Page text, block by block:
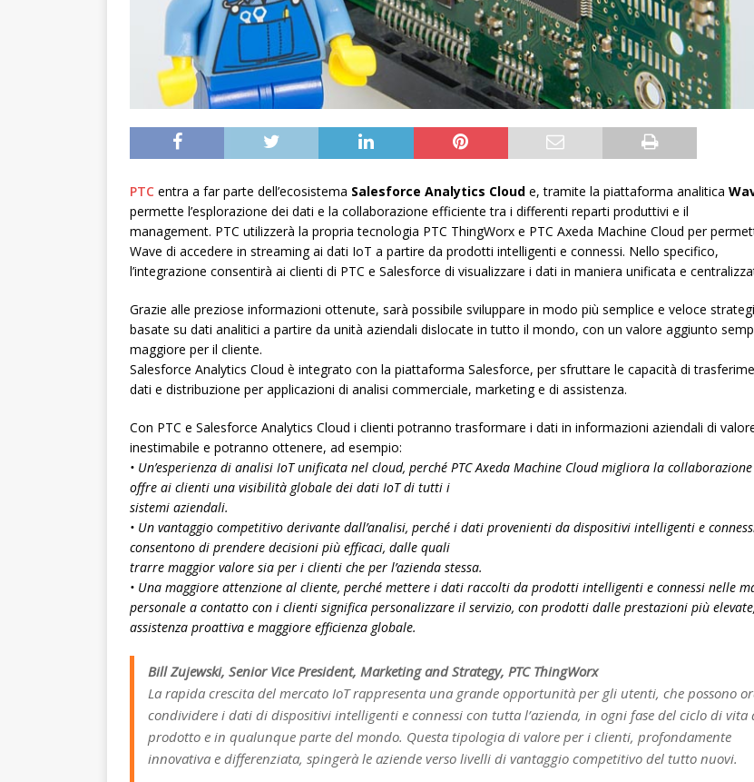
PTC entra a far parte dell’ecosistema Salesforce Analytics Cloud e, tramite la piattaforma analitica
permette l’esplorazione dei dati e la collaborazione efficiente tra i differenti reparti produttivi e il
management. PTC utilizzerà la propria tecnologia PTC ThingWorx e PTC Axeda Machine Cloud per
Wave di accedere in streaming ai dati IoT a partire da prodotti intelligenti e connessi. Nello specifico,
l’integrazione consentirà ai clienti di PTC e Salesforce di visualizzare i dati in maniera unificata e
Grazie alle preziose informazioni ottenute, sarà possibile sviluppare in modo più semplice e veloce
basate su dati analitici a partire da unità aziendali dislocate in tutto il mondo, con un valore aggiunto
maggiore per il cliente.
Salesforce Analytics Cloud è integrato con la piattaforma Salesforce, per sfruttare le capacità di
dati e distribuzione per applicazioni di analisi commerciale, marketing e di assistenza.
Con PTC e Salesforce Analytics Cloud i clienti potranno trasformare i dati in informazioni aziendali di
inestimabile e potranno ottenere, ad esempio:
• Un’esperienza di analisi IoT unificata nel cloud, perché PTC Axeda Machine Cloud migliora la
offre ai clienti una visibilità globale dei dati IoT di tutti i
sistemi aziendali.
• Un vantaggio competitivo derivante dall’analisi, perché i dati provenienti da dispositivi intelligenti e
consentono di prendere decisioni più efficaci, dalle quali
trarre maggior valore sia per i clienti che per l’azienda stessa.
• Una maggiore attenzione al cliente, perché mettere i dati raccolti da prodotti intelligenti e connessi nelle
personale a contatto con i clienti significa personalizzare il servizio, con prodotti dalle prestazioni più elevate,
assistenza proattiva e maggiore efficienza globale.
Bill Zujewski, Senior Vice President, Marketing and Strategy, PTC ThingWorx
La rapida crescita del mercato IoT rappresenta una grande opportunità per gli utenti, che possono
condividere i dati di dispositivi intelligenti e connessi con tutta l’azienda, in ogni fase del ciclo di vita
prodotto e in qualunque parte del mondo. Questa tipologia di valore per i clienti, profondamente
innovativa e differenziata, spingerà le aziende verso livelli di vantaggio competitivo del tutto nuovi.